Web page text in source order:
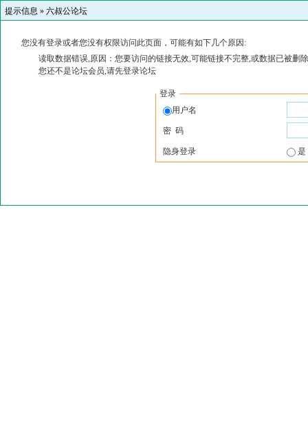
提示信息 » 六叔公论坛
您没有登录或者您没有权限访问此页面，可能有如下几个原因:
读取数据错误,原因：您要访问的链接无效,可能链接不完整,或数据已被删
您还不是论坛会员,请先登录论坛
登录
用户名
密 码
隐身登录